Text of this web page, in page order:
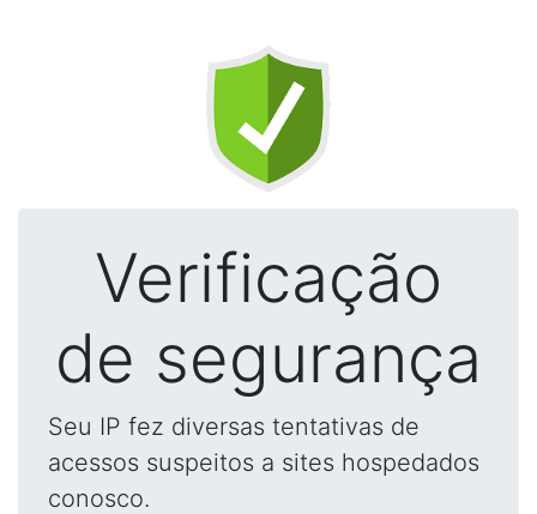
Verificação
de segurança
Seu IP fez diversas tentativas de
acessos suspeitos a sites hospedados
conosco.